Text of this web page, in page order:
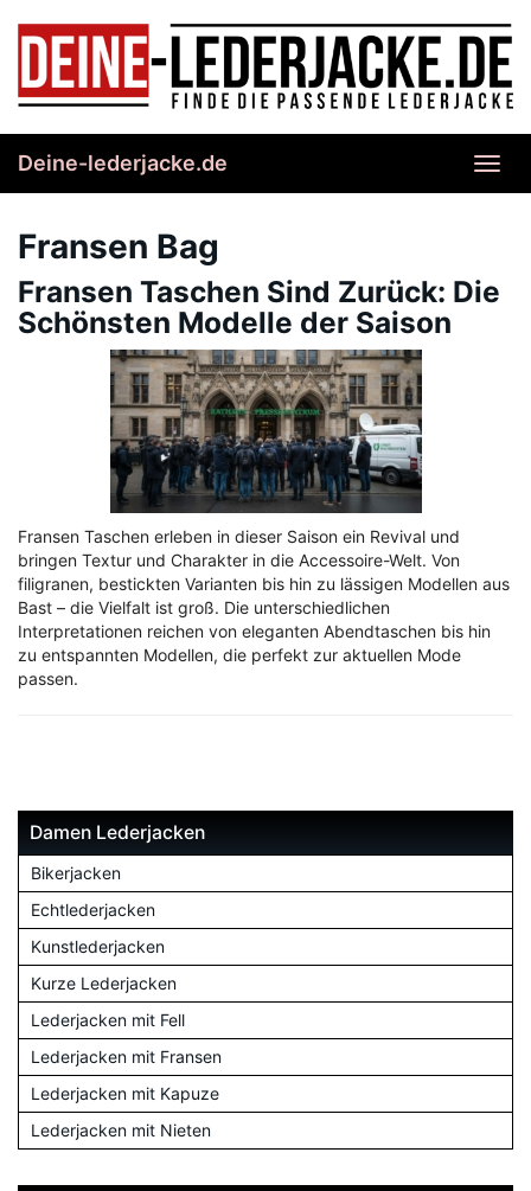
content
Deine-lederjacke.de
Fransen Bag
Fransen Taschen Sind Zurück: Die
Schönsten Modelle der Saison
Fransen Taschen erleben in dieser Saison ein Revival und
bringen Textur und Charakter in die Accessoire-Welt. Von
filigranen, bestickten Varianten bis hin zu lässigen Modellen aus
Bast – die Vielfalt ist groß. Die unterschiedlichen
Interpretationen reichen von eleganten Abendtaschen bis hin
zu entspannten Modellen, die perfekt zur aktuellen Mode
passen.
Damen Lederjacken
Bikerjacken
Echtlederjacken
Kunstlederjacken
Kurze Lederjacken
Lederjacken mit Fell
Lederjacken mit Fransen
Lederjacken mit Kapuze
Lederjacken mit Nieten